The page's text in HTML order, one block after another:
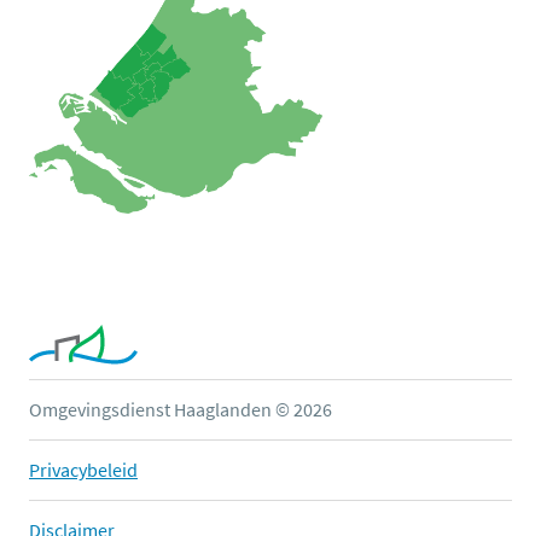
Omgevingsdienst Haaglanden © 2026
Privacybeleid
Disclaimer